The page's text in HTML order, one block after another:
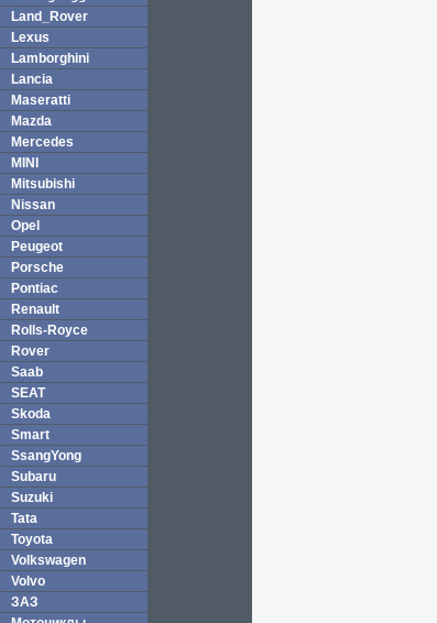
Land_Rover
Lexus
Lamborghini
Lancia
Maseratti
Mazda
Mercedes
MINI
Mitsubishi
Nissan
Opel
Peugeot
Porsche
Pontiac
Renault
Rolls-Royce
Rover
Saab
SEAT
Skoda
Smart
SsangYong
Subaru
Suzuki
Tata
Toyota
Volkswagen
Volvo
ЗАЗ